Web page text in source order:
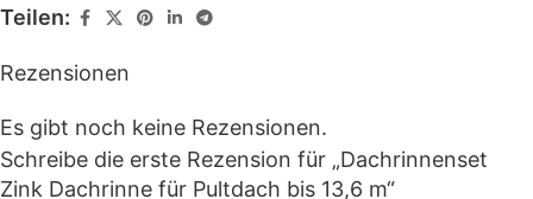
Teilen:
Rezensionen
Es gibt noch keine Rezensionen.
Schreibe die erste Rezension für „Dachrinnenset
Zink Dachrinne für Pultdach bis 13,6 m“